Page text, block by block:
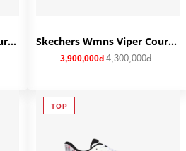
Skechers Wmns Viper Court Pro 2.0 'Gray Lavender' 172109-GYLV Skechers Wmns Viper Court Pro 2.0 'Lime Lavender' 172109-LMLV
3,900,000đ 4,300,000đ
TOP